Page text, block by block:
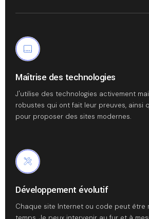
Maîtrise des technologies
J'utilise des technologies activement
robustes qui ont fait leur preuves, ainsi
pour proposer des sites modernes.
Développement évolutif
Chaque site Internet ou code peut être